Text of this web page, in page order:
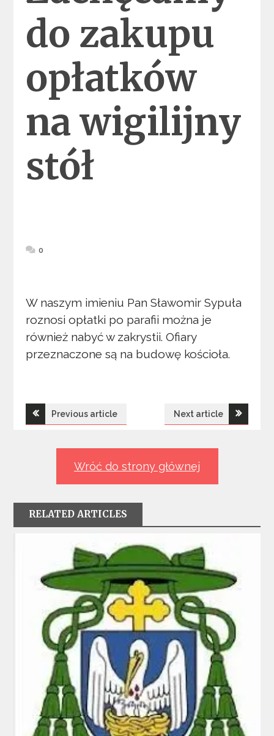
do zakupu
opłatków
na wigilijny
stół
0
W naszym imieniu Pan Sławomir Sypuła
roznosi opłatki po parafii można je
również nabyć w zakrystii. Ofiary
przeznaczone są na budowę kościoła.
Nawigacja
Previous article Next article
Wróć do strony głównej
RELATED ARTICLES